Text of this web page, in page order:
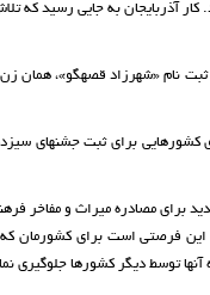
آذربایجان به جایی رسید که
نام «شهرزاد قصه­گو»، همان زن
کشورهایی برای ثبت جشن­های
برای مصادره میراث و مفاخر
این فرصتی است برای کشورمان
توسط دیگر کشورها جلوگیری